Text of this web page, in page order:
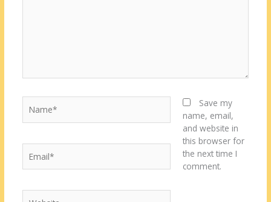
Save my
name, email,
and website in
this browser for
the next time I
comment.